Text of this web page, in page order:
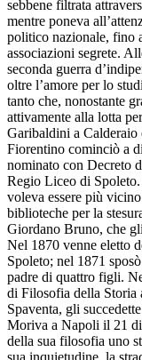
sebbene filtrata
mentre poneva
politico nazionale, fino
associazioni segrete.
seconda guerra
oltre l’amore per lo
tanto che, nonostante
attivamente alla lotta
Garibaldini a Calderaio
Fiorentino cominciò a
nominato con Decreto
Regio Liceo di
voleva essere più
biblioteche per la
Giordano Bruno, che
Nel 1870 venne eletto
Spoleto; nel 1871
padre di quattro figli.
di Filosofia della Storia
Spaventa, gli
Moriva a Napoli il 21
della sua filosofia uno